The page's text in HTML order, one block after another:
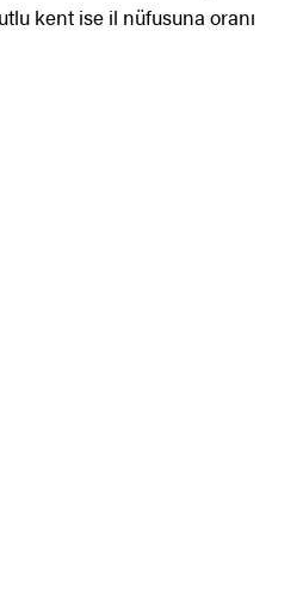
kent ise il nüfusuna oranı